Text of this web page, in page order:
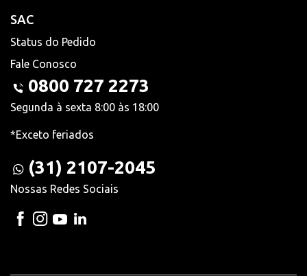
SAC
Status do Pedido
Fale Conosco
0800 727 2273
Segunda à sexta 8:00 às 18:00
*Exceto feriados
(31) 2107-2045
Nossas Redes Sociais